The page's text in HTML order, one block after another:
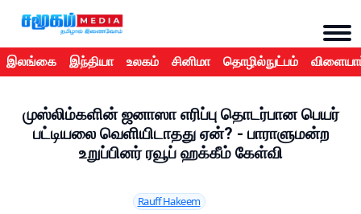
இலங்கை இந்தியா உலகம் சினிமா தொழில்நுட்பம்
முஸ்லிம்களின் ஜனாஸா எரிப்பு தொடர்பான பெயர்
பட்டியலை வெளியிடாதது ஏன்? - பாராளுமன்ற
உறுப்பினர் ரவூப் ஹக்கீம் கேள்வி
Rauff Hakeem